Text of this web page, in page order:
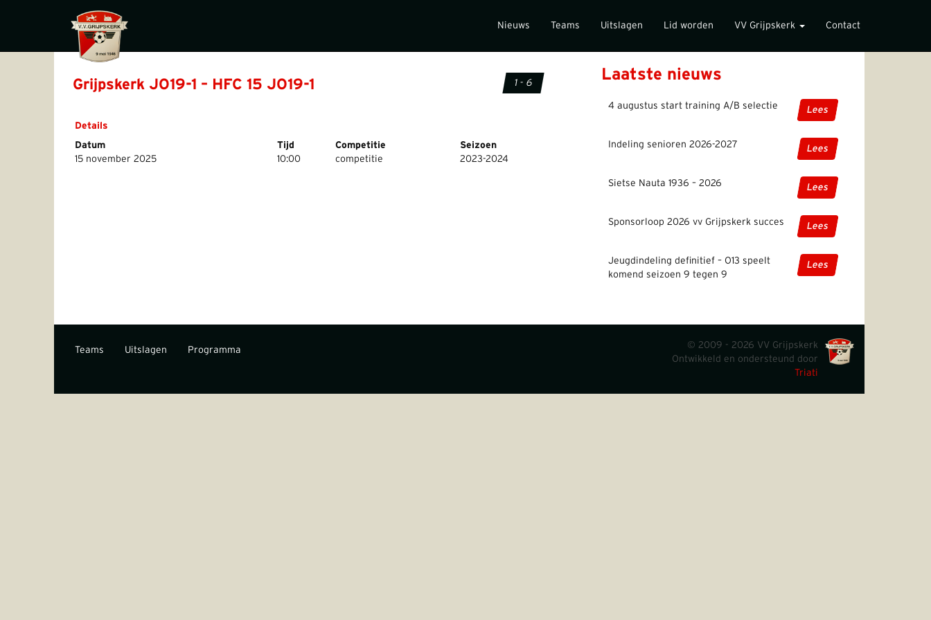
Nieuws Teams Uitslagen Lid worden VV Grijpskerk Contact
Grijpskerk JO19-1 – HFC 15 JO19-1 1 - 6
Details
Datum
Tijd Competitie
Seizoen
15 november 2025
10:00 competitie 2023-2024
Laatste nieuws
4 augustus start training A/B selectie Lees
Indeling senioren 2026-2027 Lees
Sietse Nauta 1936 – 2026 Lees
Sponsorloop 2026 vv Grijpskerk succes Lees
Jeugdindeling definitief – O13 speelt
komend seizoen 9 tegen 9
Lees
Teams Uitslagen Programma
© 2009 - 2026 VV Grijpskerk
Ontwikkeld en ondersteund door
Triati